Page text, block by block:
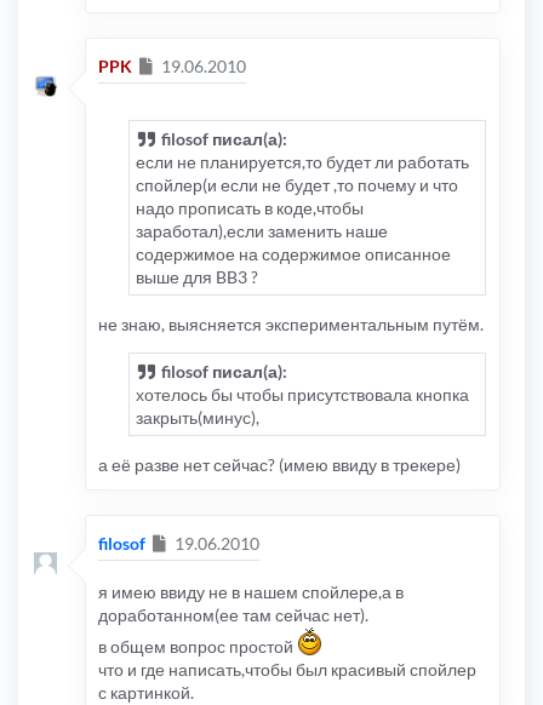
PPK Сообщение
19.06.2010
filosof писал(а):
если не планируется,то будет ли работать
спойлер(и если не будет ,то почему и что
надо прописать в коде,чтобы
заработал),если заменить наше
содержимое на содержимое описанное
выше для BB3 ?
не знаю, выясняется экспериментальным путём.
filosof писал(а):
хотелось бы чтобы присутствовала кнопка
закрыть(минус),
а её разве нет сейчас? (имею ввиду в трекере)
filosof Сообщение
19.06.2010
я имею ввиду не в нашем спойлере,а в
доработанном(ее там сейчас нет).
в общем вопрос простой
что и где написать,чтобы был красивый спойлер
с картинкой.